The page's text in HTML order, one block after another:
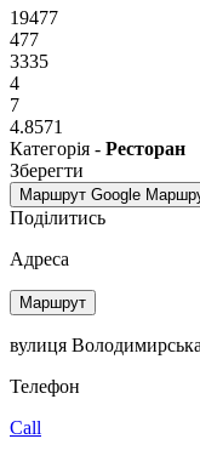
19477
477
3335
4
7
4.8571
Категорія - Ресторан
Зберегти
Маршрут Google
Поділитись
Адреса
Маршрут
вулиця
Телефон
Call